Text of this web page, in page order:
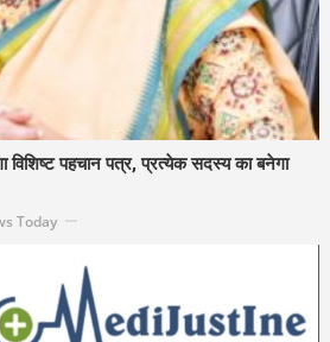
विशिष्ट पहचान पत्र, प्रत्येक सदस्य का बनेगा
Today